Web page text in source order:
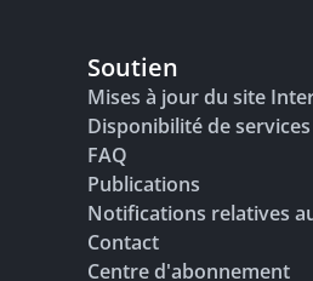
Soutien
Mises à jour du site
Disponibilité de
FAQ
Publications
Notifications relatives
Contact
Centre d'abonnement